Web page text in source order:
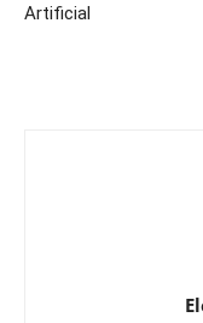
Artificial